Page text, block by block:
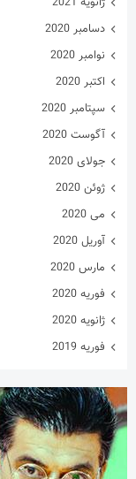
دسامبر 2020
نوامبر 2020
اکتبر 2020
سپتامبر 2020
آگوست 2020
جولای 2020
ژوئن 2020
می 2020
آوریل 2020
مارس 2020
فوریه 2020
ژانویه 2020
فوریه 2019